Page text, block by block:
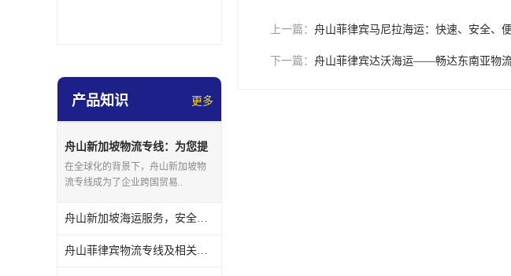
产品知识 更多
舟山新加坡物流专线：为您提
供高效便捷的国际物流服务
在全球化的背景下，舟山新加坡物
流专线成为了企业跨国贸易..
舟山新加坡海运服务，安全可靠的物流运输解决方案
舟山菲律宾物流专线及相关服务
上一篇： 舟山菲律宾马尼拉海运：快速、安全、
下一篇： 舟山菲律宾达沃海运——畅达东南亚物